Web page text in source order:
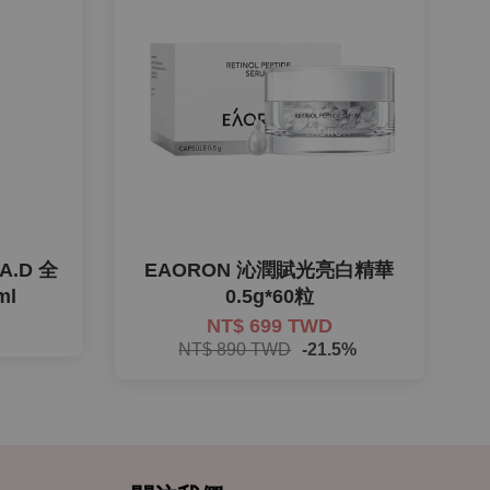
全
EAORON 沁潤賦光亮白精華
0.5g*60粒
NT$ 699 TWD
NT$ 890 TWD -21.5%